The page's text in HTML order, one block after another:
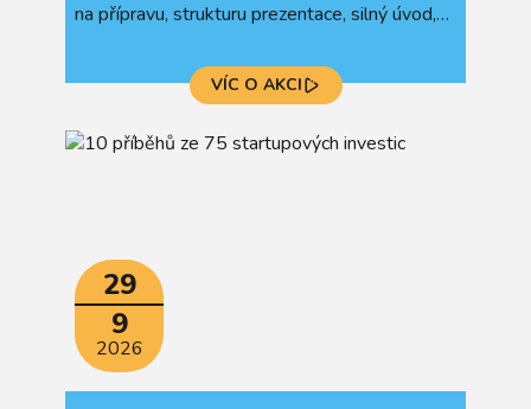
na přípravu, strukturu prezentace, silný úvod,
zbavíme zažitýchmýtůo prezentování. Místo
univerzálních pouček si odnesete
VÍC O AKCI
29
9
2026